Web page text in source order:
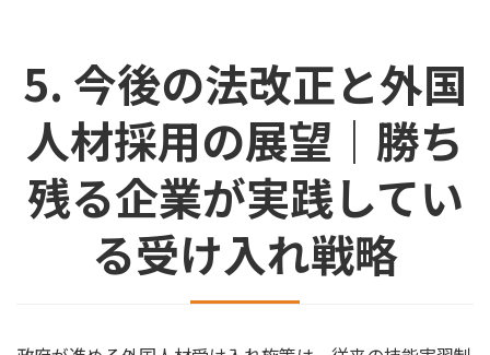
5. 今後の法改正と外国
人材採用の展望｜勝ち
残る企業が実践してい
る受け入れ戦略